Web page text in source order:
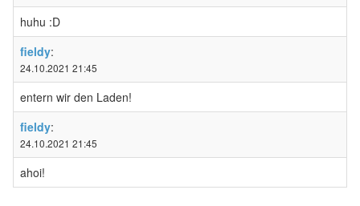
huhu :D
fieldy:
24.10.2021 21:45
entern wir den Laden!
fieldy:
24.10.2021 21:45
ahoi!